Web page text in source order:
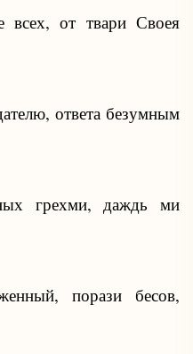
всех, от твари Своея
ответа безумным
грехми, даждь ми
порази бесов,